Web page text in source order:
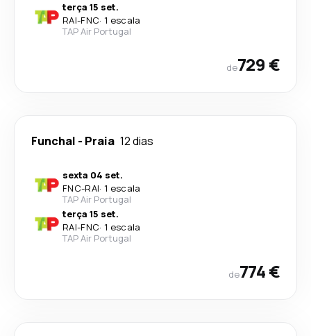
terça 15 set.
RAI-FNC· 1 escala
TAP Air Portugal
de729 €
Funchal - Praia 12 dias
sexta 04 set.
FNC-RAI· 1 escala
TAP Air Portugal
terça 15 set.
RAI-FNC· 1 escala
TAP Air Portugal
de774 €